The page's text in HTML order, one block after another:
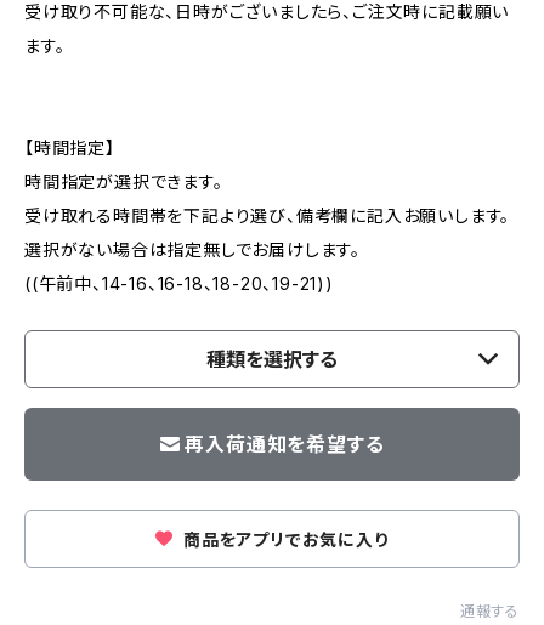
受け取り不可能な、日時がございましたら、ご注文時に記載願い
ます。
【時間指定】
時間指定が選択できます。
受け取れる時間帯を下記より選び、備考欄に記入お願いします。
選択がない場合は指定無しでお届けします。
((午前中、14-16、16-18、18-20、19-21))
種類を選択する
再入荷通知を希望する
商品をアプリでお気に入り
通報する